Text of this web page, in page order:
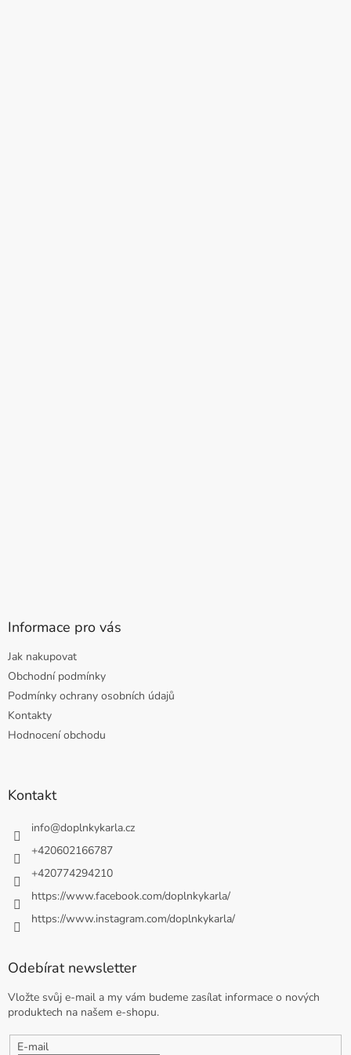
Informace pro vás
Jak nakupovat
Obchodní podmínky
Podmínky ochrany osobních údajů
Kontakty
Hodnocení obchodu
Kontakt
info@doplnkykarla.cz
+420602166787
+420774294210
https://www.facebook.com/doplnkykarla/
https://www.instagram.com/doplnkykarla/
Odebírat newsletter
Vložte svůj e-mail a my vám budeme zasílat informace o nových
produktech na našem e-shopu.
E-mail